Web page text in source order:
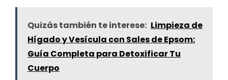
Quizás también te interese: Limpieza de
Hígado y Vesícula con Sales de Epsom:
Guía Completa para Detoxificar Tu
Cuerpo